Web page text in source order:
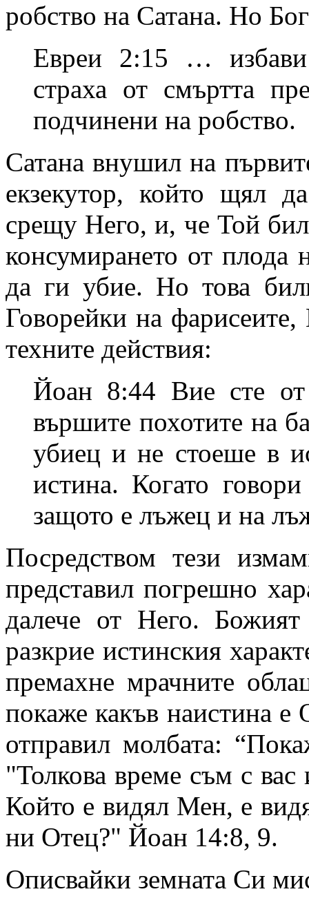
робство на Сатана. Но
Евреи 2:15 … избави
страха от смъртта
подчинени на робство.
Сатана внушил на
екзекутор, който щял
срещу Него, и, че Той
консумирането от плода
да ги убие. Но това
Говорейки на фарисеите,
техните действия:
Йоан 8:44 Вие сте
вършите похотите на
убиец и не стоеше в
истина. Когато
защото е лъжец и на
Посредством тези
представил погрешно
далече от Него.
разкрие истинския
премахне мрачните
покаже какъв наистина е
отправил молбата:
"Толкова време съм с
Който е видял Мен, е
ни Отец?" Йоан 14:8, 9.
Описвайки земната Си